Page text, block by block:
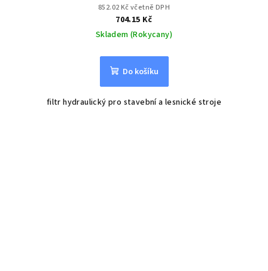
852.02 Kč včetně DPH
704.15 Kč
Skladem (Rokycany)
Do košíku
filtr hydraulický pro stavební a lesnické stroje